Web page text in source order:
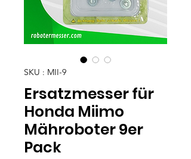
SKU : MII-9
Ersatzmesser für
Honda Miimo
Mähroboter 9er
Pack